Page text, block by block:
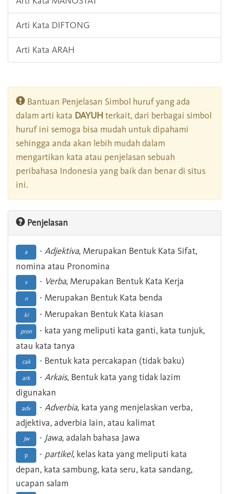
Arti Kata DIFTONG
Arti Kata ARAH
Bantuan Penjelasan Simbol huruf yang ada
dalam arti kata DAYUH terkait, dari berbagai simbol
huruf ini semoga bisa mudah untuk dipahami
sehingga anda akan lebih mudah dalam
mengartikan kata atau penjelasan sebuah
peribahasa Indonesia yang baik dan benar di situs
ini.
Penjelasan
a - Adjektiva, Merupakan Bentuk Kata Sifat,
nomina atau Pronomina
v - Verba, Merupakan Bentuk Kata Kerja
n - Merupakan Bentuk Kata benda
ki - Merupakan Bentuk Kata kiasan
pron
- kata yang meliputi kata ganti, kata tunjuk,
atau kata tanya
cak - Bentuk kata percakapan (tidak baku)
ark - Arkais, Bentuk kata yang tidak lazim
digunakan
adv - Adverbia, kata yang menjelaskan verba,
adjektiva, adverbia lain, atau kalimat
Jw - Jawa, adalah bahasa Jawa
p - partikel, kelas kata yang meliputi kata
depan, kata sambung, kata seru, kata sandang,
ucapan salam